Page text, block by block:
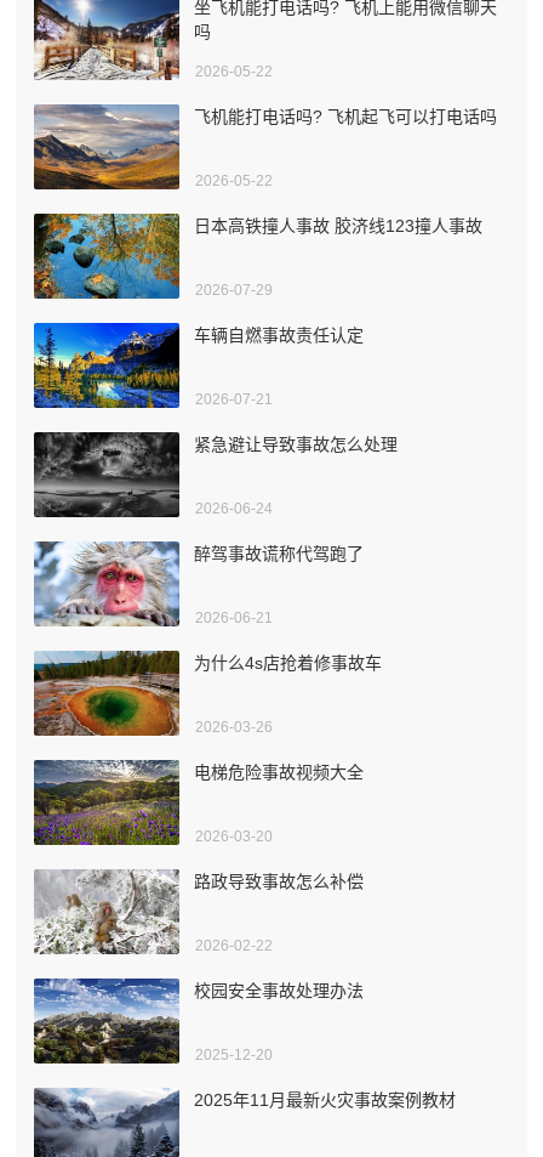
坐飞机能打电话吗? 飞机上能用微信聊天
吗
2026-05-22
飞机能打电话吗? 飞机起飞可以打电话吗
2026-05-22
日本高铁撞人事故 胶济线123撞人事故
2026-07-29
车辆自燃事故责任认定
2026-07-21
紧急避让导致事故怎么处理
2026-06-24
醉驾事故谎称代驾跑了
2026-06-21
为什么4s店抢着修事故车
2026-03-26
电梯危险事故视频大全
2026-03-20
路政导致事故怎么补偿
2026-02-22
校园安全事故处理办法
2025-12-20
2025年11月最新火灾事故案例教材